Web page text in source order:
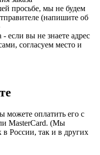
просьбе, мы не будем
(напишите об
если вы не знаете адрес
согласуем место и
можете оплатить его с
MasterCard. (Мы
России, так и в других